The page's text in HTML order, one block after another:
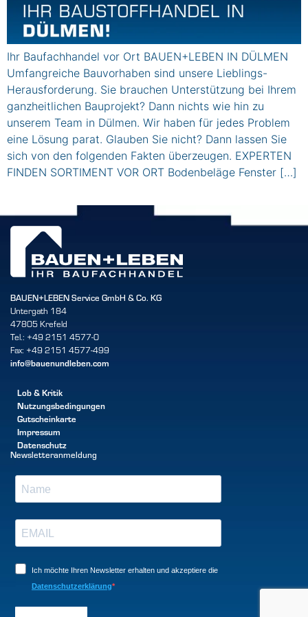
Ihr Baufachhandel vor Ort BAUEN+LEBEN IN DÜLMEN
Umfangreiche Bauvorhaben sind unsere Lieblings-
Herausforderung. Sie brauchen Unterstützung bei Ihrem
ganzheitlichen Bauprojekt? Dann nichts wie hin zu
unserem Team in Dülmen. Wir haben für jedes Problem
eine Lösung parat. Glauben Sie nicht? Dann lassen Sie
sich von den folgenden Fakten überzeugen. EXPERTEN
FINDEN SORTIMENT VOR ORT Bodenbeläge Fenster […]
BAUEN+LEBEN Service GmbH & Co. KG
Untergath 184
47805 Krefeld
Tel.: +49 2151 4577-0
Fax: +49 2151 4577-499
info@bauenundleben.com
Lob & Kritik
Nutzungsbedingungen
Gutscheinkarte
Impressum
Datenschutz
Newsletteranmeldung
Ich möchte Ihren Newsletter erhalten und akzeptiere die
Datenschutzerklärung